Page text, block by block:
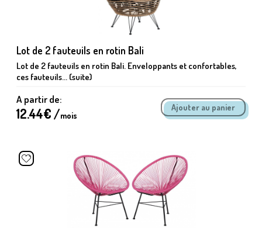
Lot de 2 fauteuils en rotin Bali
Lot de 2 fauteuils en rotin Bali. Enveloppants et confortables,
ces fauteuils... (suite)
A partir de:
12.44€ /mois